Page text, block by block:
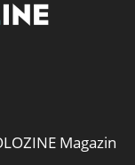
Magazin